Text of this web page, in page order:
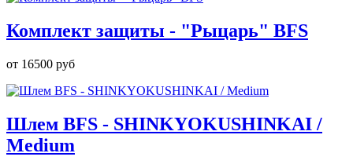
Комплект защиты - "Рыцарь" BFS
от 16500 руб
Шлем BFS - SHINKYOKUSHINKAI /
Medium